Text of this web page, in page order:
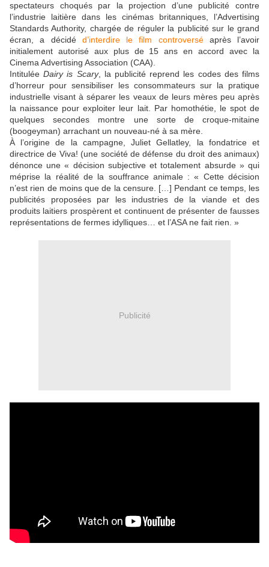
spectateurs choqués par la projection d’une publicité contre
l’industrie laitière dans les cinémas britanniques, l’Advertising
Standards Authority, chargée de réguler la publicité sur le grand
écran, a décidé d’interdire le film controverséaprès l’avoir
initialement autorisé aux plus de 15 ans en accord avec la
Cinema Advertising Association (CAA).
IntituléeDairy is Scary, la publicité reprend les codes des films
d’horreur pour sensibiliser les consommateurs sur la pratique
industrielle visant à séparer les veaux de leurs mères peu après
la naissance pour exploiter leur lait. Par homothétie, le spot de
quelques secondes montre une sorte de croque-mitaine
(boogeyman) arrachant un nouveau-né à sa mère.
À l’origine de la campagne, Juliet Gellatley, la fondatrice et
directrice de Viva! (une société de défense du droit des animaux)
dénonce une « décision subjective et totalement absurde » qui
méprise la réalité de la souffrance animale : « Cette décision
n’est rien de moins que de la censure. […] Pendant ce temps, les
publicités proposées par les industries de la viande et des
produits laitiers prospèrent et continuent de présenter de fausses
représentations de fermes idylliques… et l’ASA ne fait rien. »
Publicité